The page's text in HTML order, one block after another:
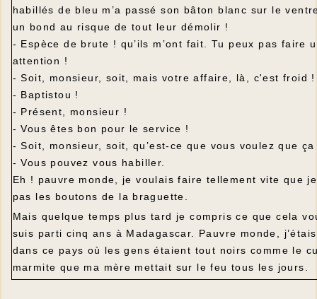
habillés de bleu m’a passé son bâton blanc sur le
un bond au risque de tout leur démolir !
- Espèce de brute ! qu’ils m’ont fait. Tu peux pas faire
attention !
- Soit, monsieur, soit, mais votre affaire, là, c'est froid !
- Baptistou !
- Présent, monsieur !
- Vous êtes bon pour le service !
- Soit, monsieur, soit, qu’est-ce que vous voulez que
- Vous pouvez vous habiller.
Eh ! pauvre monde, je voulais faire tellement vite que
pas les boutons de la braguette.
Mais quelque temps plus tard je compris ce que cela
suis parti cinq ans à Madagascar. Pauvre monde,
dans ce pays où les gens étaient tout noirs comme le
marmite que ma mère mettait sur le feu tous les jours.